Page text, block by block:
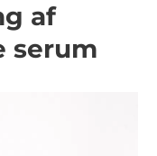
af
serum